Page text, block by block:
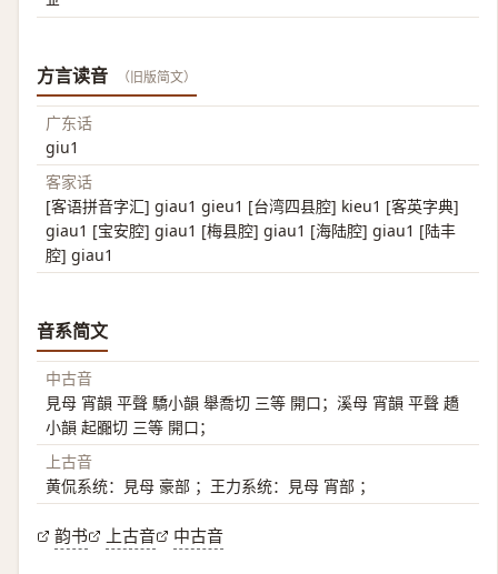
方言读音 （旧版简文）
广东话
giu1
客家话
[客语拼音字汇] giau1 gieu1 [台湾四县腔] kieu1 [客英字典]
giau1 [宝安腔] giau1 [梅县腔] giau1 [海陆腔] giau1 [陆丰
腔] giau1
音系简文
中古音
見母 宵韻 平聲 驕小韻 舉喬切 三等 開口；溪母 宵韻 平聲 趫
小韻 起嚻切 三等 開口；
上古音
黄侃系统：見母 豪部 ；王力系统：見母 宵部 ；
韵书 上古音 中古音